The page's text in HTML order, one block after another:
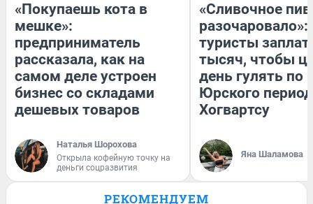
«Покупаешь кота в
мешке»:
предприниматель
рассказала, как на
самом деле устроен
бизнес со складами
дешевых товаров
Наталья Шорохова
Открыла кофейную точку на
деньги соцразвития
«Сливочное
разочаровало»:
туристы
тысяч, чтобы
день гулять по
Юрского
Хогвартсу
Яна Шаламова
РЕКОМЕНДУЕМ